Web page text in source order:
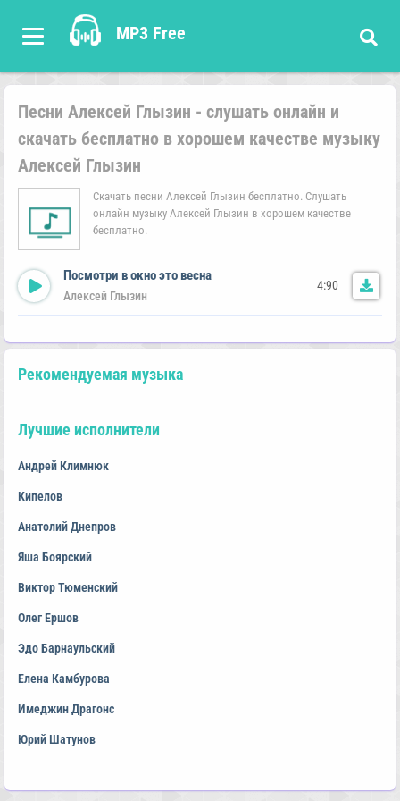
MP3 Free
Песни Алексей Глызин - слушать онлайн и
скачать бесплатно в хорошем качестве музыку
Алексей Глызин
Скачать песни Алексей Глызин бесплатно. Слушать
онлайн музыку Алексей Глызин в хорошем качестве
бесплатно.
Посмотри в окно это весна
Алексей Глызин
4:90
Рекомендуемая музыка
Лучшие исполнители
Андрей Климнюк
Кипелов
Анатолий Днепров
Яша Боярский
Виктор Тюменский
Олег Ершов
Эдо Барнаульский
Елена Камбурова
Имеджин Драгонс
Юрий Шатунов